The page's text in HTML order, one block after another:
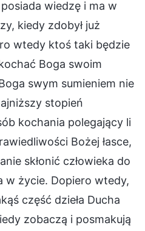
wiedzę i ma w
kiedy zdobył już
wtedy ktoś taki będzie
Boga swoim
swym sumieniem nie
stopień
kochania polegający li
Bożej łasce,
skłonić człowieka do
w życie. Dopiero wtedy,
część dzieła Ducha
zobaczą i posmakują